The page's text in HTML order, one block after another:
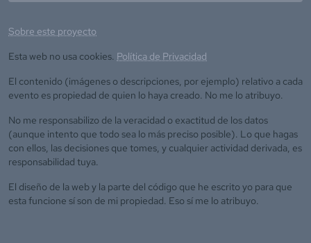
Sobre este proyecto
Esta web no usa cookies. Política de Privacidad
El contenido (imágenes o descripciones, por ejemplo) relativo a cada
evento es propiedad de quien lo haya creado. No me lo atribuyo.
No me responsabilizo de la veracidad o exactitud de los datos
(aunque intento que todo sea lo más preciso posible). Lo que hagas
con ellos, las decisiones que tomes, y cualquier actividad derivada, es
responsabilidad tuya.
El diseño de la web y la parte del código que he escrito yo para que
esta funcione sí son de mi propiedad. Eso sí me lo atribuyo.